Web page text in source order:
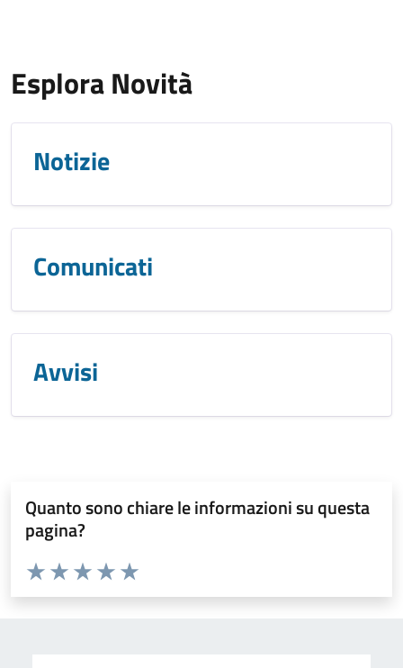
Esplora Novità
Notizie
Comunicati
Avvisi
Quanto sono chiare le informazioni su questa
pagina?
Valuta da 1 a 5 stelle la pagina
Valuta 5 stelle su 5
Valuta 4 stelle su 5
Valuta 3 stelle su 5
Valuta 2 stelle su 5
Valuta 1 stelle su 5